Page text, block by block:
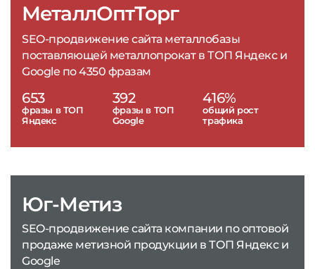
МеталлОптТорг
SEO-продвижение сайта металлобазы
поставляющей металлопрокат в ТОП Яндекс и
Google по 4350 фразам
653
фразы в ТОП
Яндекс
392
фразы в ТОП
Google
416%
общий рост
трафика
Юг-Метиз
SEO-продвижение сайта компании по оптовой
продаже метизной продукции в ТОП Яндекс и
Google